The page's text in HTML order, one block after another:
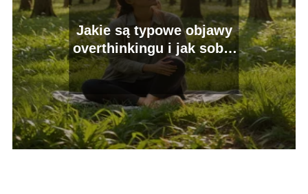
Jakie są typowe objawy
overthinkingu i jak sobie
z nimi radzić?